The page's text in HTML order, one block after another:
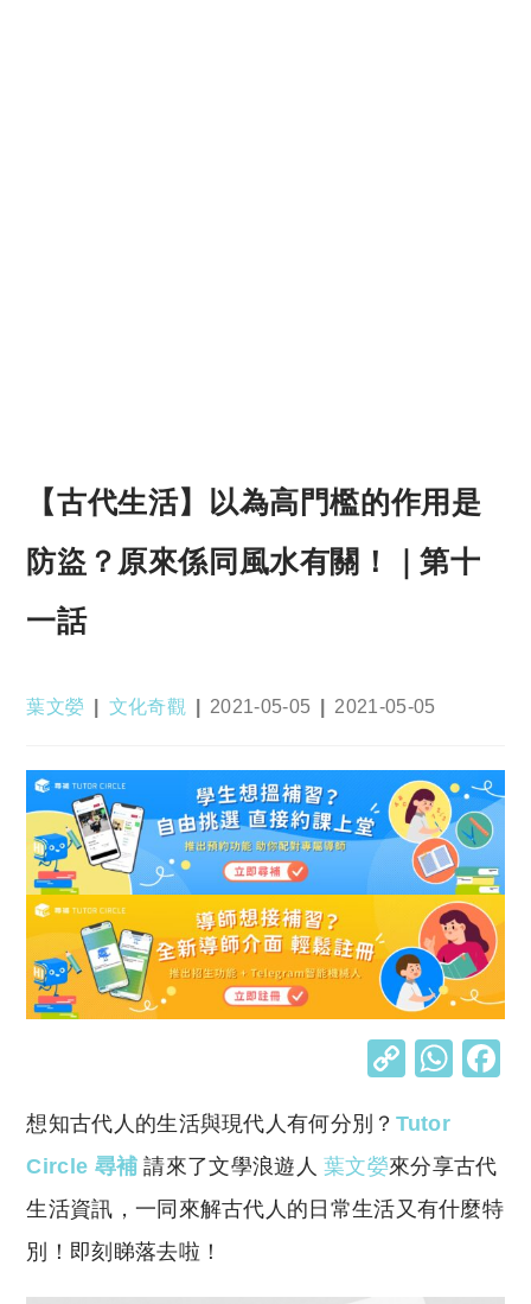
【古代生活】以為高門檻的作用是
防盜？原來係同風水有關！｜第十
一話
Post
葉文嫈
Post
文化奇觀
Post
2021-05-05
Post
2021-05-05
C
p
y
Li
k
W
s
A
p
想知古代人的生活與現代人有何分別？ Tutor
Circle 尋補 請來了文學浪遊人葉文嫈來分享古代
生活資訊，一同來解古代人的日常生活又有什麼特
別！即刻睇落去啦！